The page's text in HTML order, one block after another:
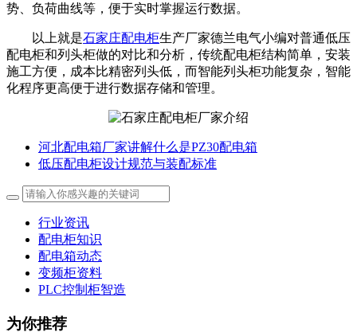
势、负荷曲线等，便于实时掌握运行数据。
以上就是石家庄配电柜生产厂家德兰电气小编对普通低压
配电柜和列头柜做的对比和分析，传统配电柜结构简单，安装
施工方便，成本比精密列头低，而智能列头柜功能复杂，智能
化程序更高便于进行数据存储和管理。
河北配电箱厂家讲解什么是PZ30配电箱
低压配电柜设计规范与装配标准
行业资讯
配电柜知识
配电箱动态
变频柜资料
PLC控制柜智造
为你推荐